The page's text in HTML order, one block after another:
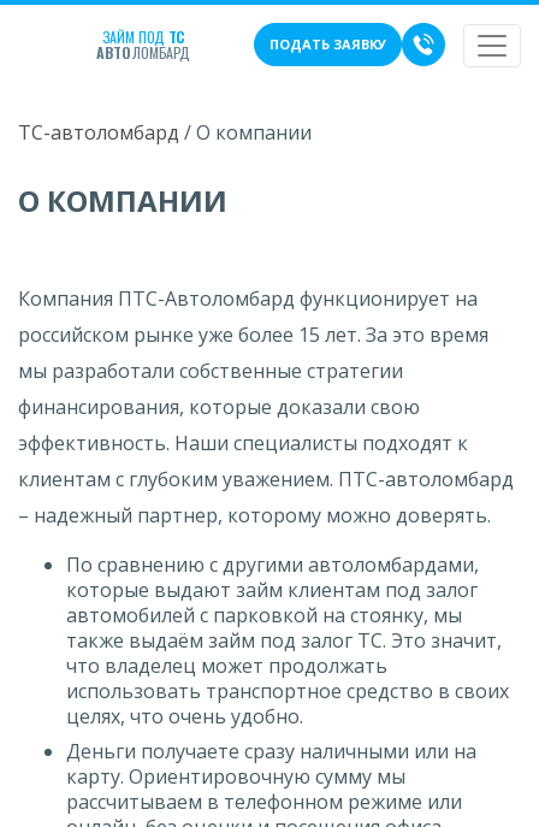
ЗАЙМ ПОД ТС
АВТОЛОМБАРД ПОДАТЬ ЗАЯВКУ
ТС-автоломбард /О компании
О КОМПАНИИ
Компания ПТС-Автоломбард функционирует на
российском рынке уже более 15 лет. За это время
мы разработали собственные стратегии
финансирования, которые доказали свою
эффективность. Наши специалисты подходят к
клиентам с глубоким уважением. ПТС-автоломбард
– надежный партнер, которому можно доверять.
По сравнению с другими автоломбардами,
которые выдают займ клиентам под залог
автомобилей с парковкой на стоянку, мы
также выдаём займ под залог ТС. Это значит,
что владелец может продолжать
использовать транспортное средство в своих
целях, что очень удобно.
Деньги получаете сразу наличными или на
карту. Ориентировочную сумму мы
рассчитываем в телефонном режиме или